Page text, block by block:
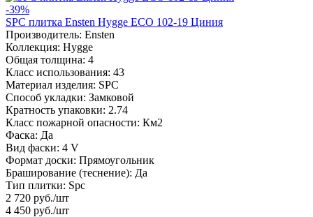
-39%
SPC плитка Ensten Hygge ECO 102-19 Циния
Производитель: Ensten
Коллекция: Hygge
Общая толщина: 4
Класс использования: 43
Материал изделия: SPC
Способ укладки: Замковой
Кратность упаковки: 2.74
Класс пожарной опасности: Км2
Фаска: Да
Вид фаски: 4 V
Формат доски: Прямоугольник
Браширование (теснение): Да
Тип плитки: Spc
2 720 руб./шт
4 450 руб./шт